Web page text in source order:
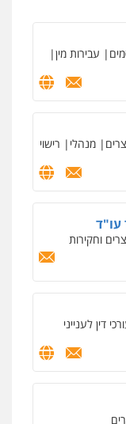
עבירות מין
מנהלי רישוי
עו"ד
וחקירות
דין לענייני